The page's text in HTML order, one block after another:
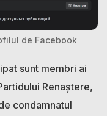
de Facebook
sunt membri ai
Renaștere,
condamnatul